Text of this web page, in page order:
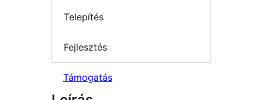
Telepítés
Fejlesztés
Támogatás